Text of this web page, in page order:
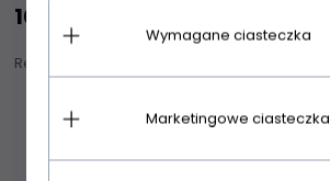
109,
Realizacja zamówienia:
Wymagane ciasteczka
Marketingowe ciasteczka